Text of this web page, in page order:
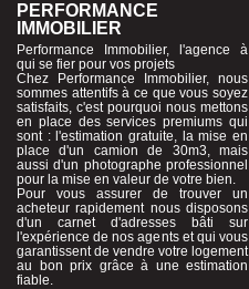
PERFORMANCE
IMMOBILIER
Performance Immobilier, l'agence à
qui se fier pour vos projets
Chez Performance Immobilier, nous
sommes attentifs à ce que vous soyez
satisfaits, c'est pourquoi nous mettons
en place des services premiums qui
sont : l'estimation gratuite, la mise en
place d'un camion de 30m3, mais
aussi d'un photographe professionnel
pour la mise en valeur de votre bien.
Pour vous assurer de trouver un
acheteur rapidement nous disposons
d'un carnet d'adresses bâti sur
l'expérience de nos agents et qui vous
garantissent de vendre votre logement
au bon prix grâce à une estimation
fiable.